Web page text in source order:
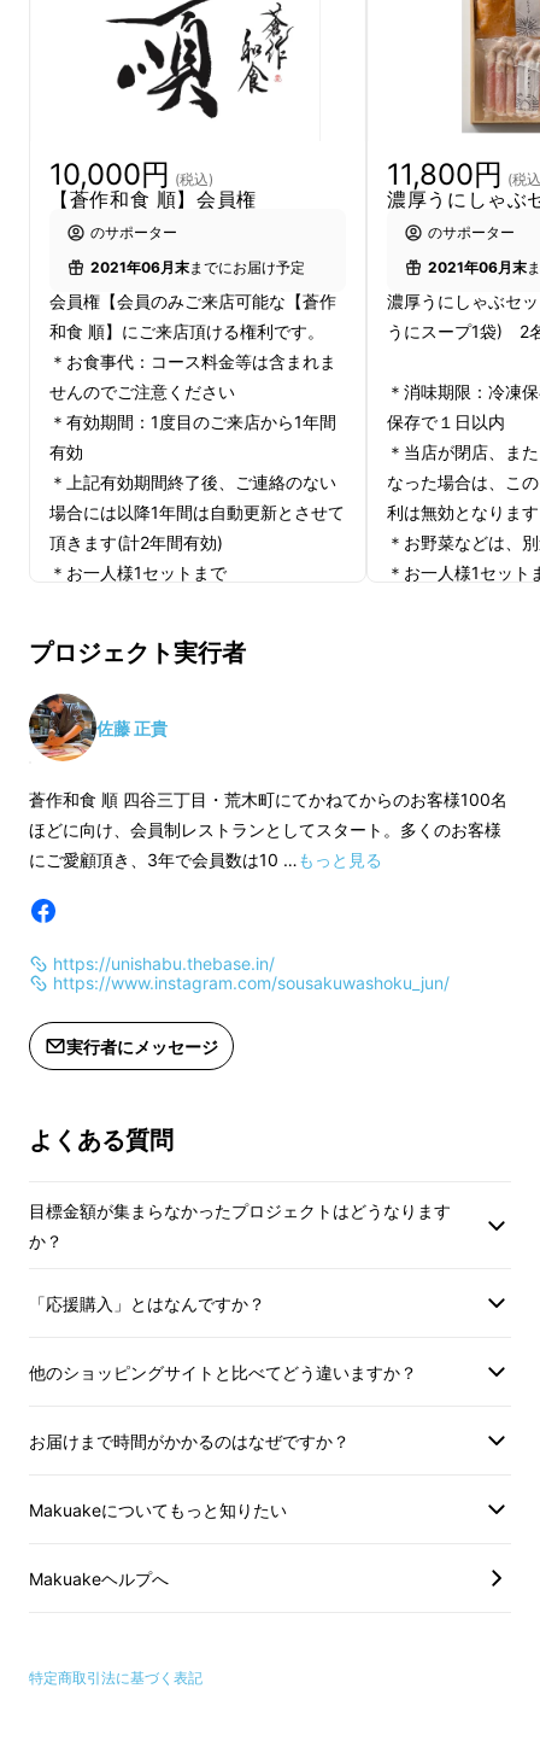
13年の構想の末、納得のいくものに仕上がった
ということで今回商品化に至りました。
プロジェクト詳細
リピートの多いコース料理 “うにしゃぶ ” 臭み
がなく雲丹の味がしっかり感じられる濃厚な仕
上がり。
スープにパスタ・雑炊召し上がり方はお好みで
店主のおすすめ食材は、ミモレットチーズ・パ
しゃぶしゃぶして召し上がって頂きます。
真空パックに入れ、冷凍した状態でのお届けに
なります。保存料などは一切添加しておりませ
存で１日以内にお召し上がりくださいませ。
ギフトとしてもご活用いただけるよう、木箱に
入れ、パッケージデザインにもこだわっており
10,000円 (税込)
【蒼作和食 順】会員権
のサポーター
2021年06月末までにお届け予定
会員権【会員のみご来店可能な【蒼作
和食 順】にご来店頂ける権利です。
＊お食事代：コース料金等は含まれま
せんのでご注意ください
＊有効期間：1度目のご来店から1年間
有効
＊上記有効期間終了後、ご連絡のない
場合には以降1年間は自動更新とさせて
頂きます(計2年間有効)
＊お一人様1セットまで
＊当店が閉店、または営業が出来なく
なった場合は、このリターンの使用権
利は無効となります。
なく変更となる場合がございますので
ご了承ください。
＊1度目のご来店は必ずご購入から1年
以内とさせて頂きます。1年以内にご来
なりますので、ご注意くださいませ。
11,800円 (税
濃厚うにしゃぶ
のサポーター
2021年06月末
濃厚うにしゃぶセ
うにスープ1袋) 2
＊消味期限：冷凍
保存で１日以内
＊当店が閉店、ま
なった場合は、こ
利は無効となりま
＊お野菜などは、
＊お一人様1セット
プロジェクト実行者
佐藤 正貴
蒼作和食 順 四谷三丁目・荒木町にてかねてからのお客様100名
ほどに向け、会員制レストランとしてスタート。多くのお客様
にご愛顧頂き、3年で会員数は10 …もっと見る
https://unishabu.thebase.in/
https://www.instagram.com/sousakuwashoku_jun/
実行者にメッセージ
よくある質問
目標金額が集まらなかったプロジェクトはどうなります
か？
「応援購入」とはなんですか？
他のショッピングサイトと比べてどう違いますか？
お届けまで時間がかかるのはなぜですか？
Makuakeについてもっと知りたい
Makuakeヘルプへ
特定商取引法に基づく表記